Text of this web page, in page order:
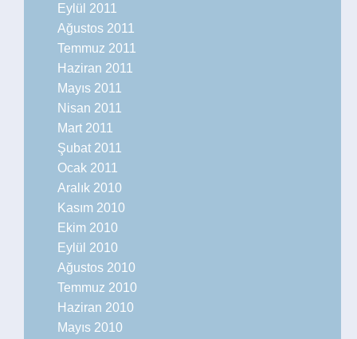
Eylül 2011
Ağustos 2011
Temmuz 2011
Haziran 2011
Mayıs 2011
Nisan 2011
Mart 2011
Şubat 2011
Ocak 2011
Aralık 2010
Kasım 2010
Ekim 2010
Eylül 2010
Ağustos 2010
Temmuz 2010
Haziran 2010
Mayıs 2010